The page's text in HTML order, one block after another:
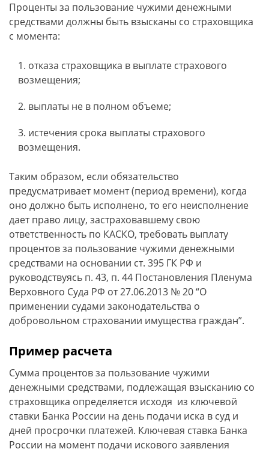
Проценты за пользование чужими денежными
средствами должны быть взысканы со страховщика
с момента:
отказа страховщика в выплате страхового
возмещения;
выплаты не в полном объеме;
истечения срока выплаты страхового
возмещения.
Таким образом, если обязательство
предусматривает момент (период времени), когда
оно должно быть исполнено, то его неисполнение
дает право лицу, застраховавшему свою
ответственность по КАСКО, требовать выплату
процентов за пользование чужими денежными
средствами на основании ст. 395 ГК РФ и
руководствуясь п. 43, п. 44 Постановления Пленума
Верховного Суда РФ от 27.06.2013 № 20 “О
применении судами законодательства о
добровольном страховании имущества граждан”.
Пример расчета
Сумма процентов за пользование чужими
денежными средствами, подлежащая взысканию со
страховщика определяется исходя из ключевой
ставки Банка России на день подачи иска в суд и
дней просрочки платежей. Ключевая ставка Банка
России на момент подачи искового заявления